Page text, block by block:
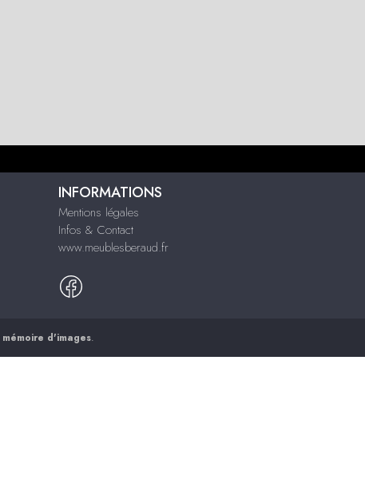
INFORMATIONS
Mentions légales
Infos & Contact
www.meublesberaud.fr
mémoire d'images.